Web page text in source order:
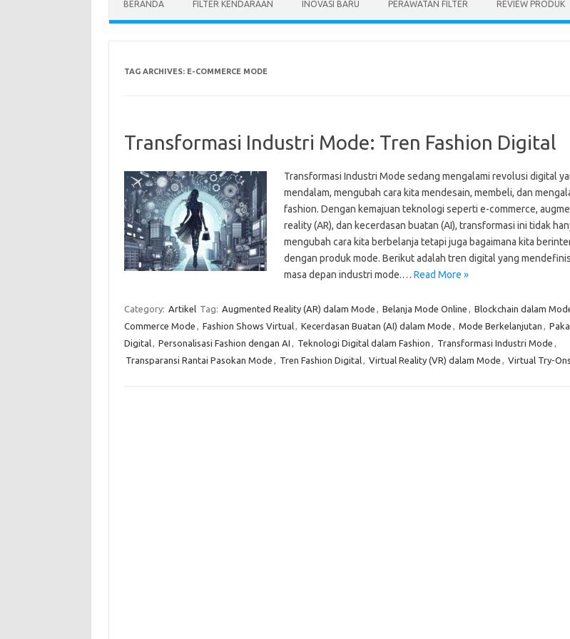
BERANDA FILTER KENDARAAN INOVASI BARU PERAWATAN FILTER REVIEW PRODUK
TAG ARCHIVES: E-COMMERCE MODE
Transformasi Industri Mode: Tren Fashion Digital
Transformasi Industri Mode sedang mengalami revolusi digital
mendalam, mengubah cara kita mendesain, membeli, dan
fashion. Dengan kemajuan teknologi seperti e-commerce,
reality (AR), dan kecerdasan buatan (AI), transformasi ini tidak
mengubah cara kita berbelanja tetapi juga bagaimana kita
dengan produk mode. Berikut adalah tren digital yang
masa depan industri mode.… Read More »
Category: Artikel Tag: Augmented Reality (AR) dalam Mode , Belanja Mode Online , Blockchain dalam
Commerce Mode , Fashion Shows Virtual, Kecerdasan Buatan (AI) dalam Mode , Mode Berkelanjutan ,
Digital, Personalisasi Fashion dengan AI , Teknologi Digital dalam Fashion , Transformasi Industri Mode ,
Transparansi Rantai Pasokan Mode , Tren Fashion Digital, Virtual Reality (VR) dalam Mode , Virtual Try-Ons